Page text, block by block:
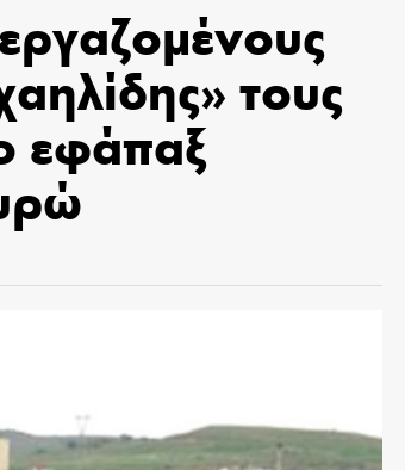
τους
εφάπαξ